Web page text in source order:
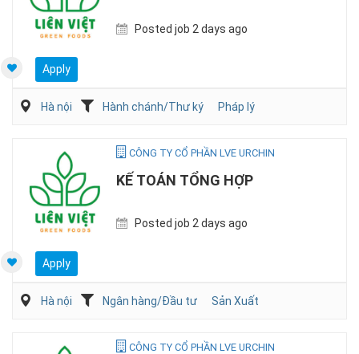
Posted job 2 days ago
Apply
Hà nội Hành chánh/Thư ký Pháp lý
CÔNG TY CỔ PHẦN LVE URCHIN
KẾ TOÁN TỔNG HỢP
Posted job 2 days ago
Apply
Hà nội Ngân hàng/Đầu tư Sản Xuất
CÔNG TY CỔ PHẦN LVE URCHIN